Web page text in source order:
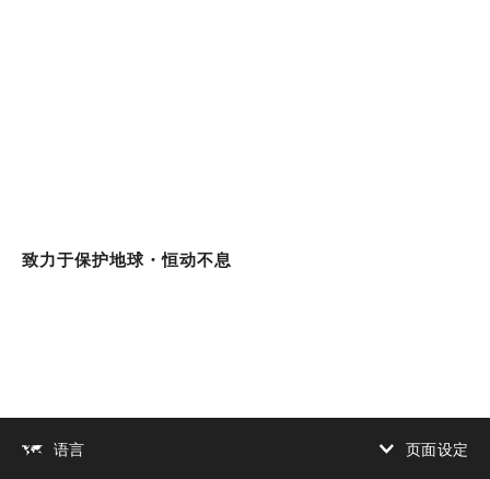
致力于保护地球・恒动不息
语言
页面设定